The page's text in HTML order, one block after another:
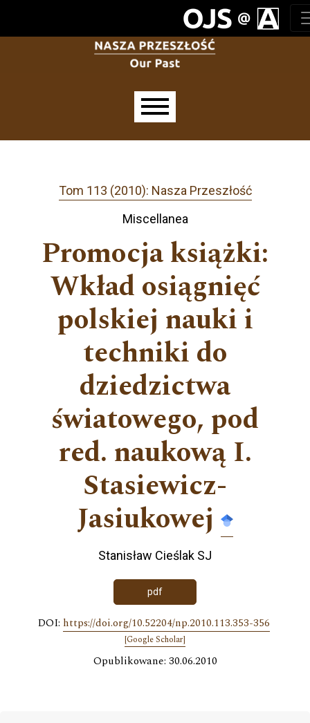
Tom 113 (2010): Nasza Przeszłość
Miscellanea
Promocja książki:
Wkład osiągnięć
polskiej nauki i
techniki do
dziedzictwa
światowego, pod
red. naukową I.
Stasiewicz-
Jasiukowej
Stanisław Cieślak SJ
pdf
DOI: https://doi.org/10.52204/np.2010.113.353-356
[Google Scholar]
Opublikowane: 30.06.2010